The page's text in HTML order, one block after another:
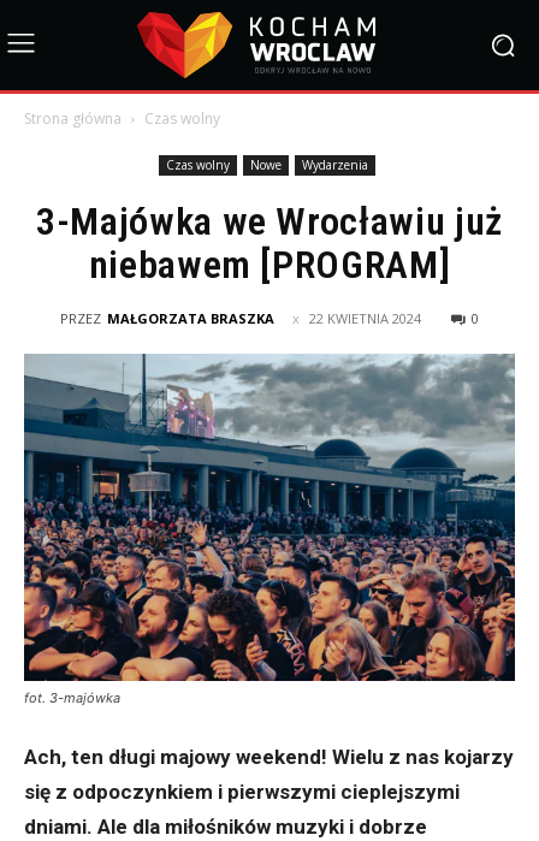
Strona główna Czas wolny
Czas wolny Nowe Wydarzenia
3-Majówka we Wrocławiu już
niebawem [PROGRAM]
PRZEZ MAŁGORZATA BRASZKA 22 KWIETNIA 2024 0
fot. 3-majówka
Ach, ten długi majowy weekend! Wielu z nas kojarzy
się z odpoczynkiem i pierwszymi cieplejszymi
dniami. Ale dla miłośników muzyki i dobrze